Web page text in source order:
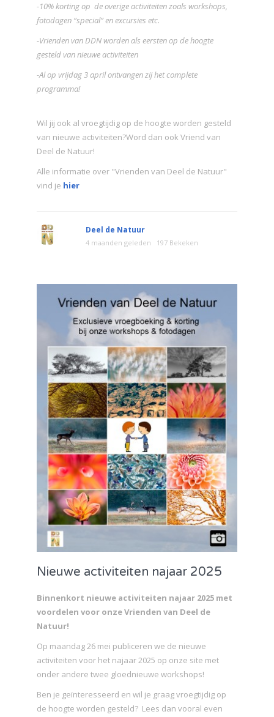
-10% korting op de overige activiteiten zoals workshops,
fotodagen “special” en excursies etc.
-Vrienden van DDN worden als eersten op de hoogte
gesteld van nieuwe activiteiten
-Al op vrijdag 3 april ontvangen zij het complete
programma!
Wil jij ook al vroegtijdig op de hoogte worden gesteld
van nieuwe activiteiten?Word dan ook Vriend van
Deel de Natuur!
Alle informatie over "Vrienden van Deel de Natuur"
vind je hier
Deel de Natuur
4 maanden geleden 197 Bekeken
Nieuwe activiteiten najaar 2025
Binnenkort nieuwe activiteiten najaar 2025 met
voordelen voor onze Vrienden van Deel de
Natuur!
Op maandag 26 mei publiceren we de nieuwe
activiteiten voor het najaar 2025 op onze site met
onder andere twee gloednieuwe workshops!
Ben je geïnteresseerd en wil je graag vroegtijdig op
de hoogte worden gesteld? Lees dan vooral even